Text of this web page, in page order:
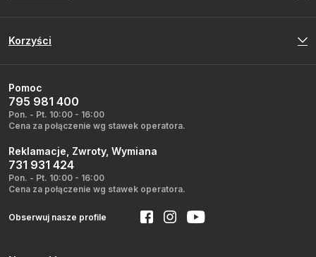
Korzyści
Pomoc
795 981 400
Pon. - Pt. 10:00 - 16:00
Cena za połączenie wg stawek operatora.
Reklamacje, Zwroty, Wymiana
731 931 424
Pon. - Pt. 10:00 - 16:00
Cena za połączenie wg stawek operatora.
Obserwuj nasze profile